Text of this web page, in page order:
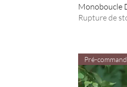
Monoboucle
Rupture de
Pré-